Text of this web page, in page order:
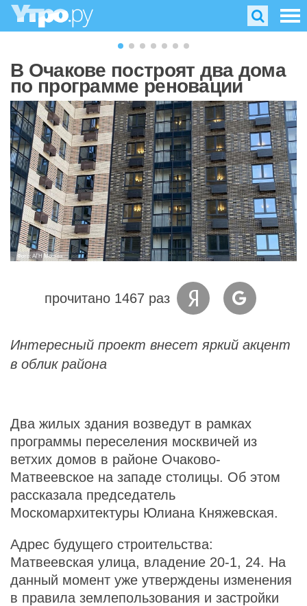
В Очакове построят два дома
по программе реновации
Фото: АГН Москва
прочитано 1467 раз
Интересный проект внесет яркий акцент
в облик района
Два жилых здания возведут в рамках
программы переселения москвичей из
ветхих домов в районе Очаково-
Матвеевское на западе столицы. Об этом
рассказала председатель
Москомархитектуры Юлиана Княжевская.
Адрес будущего строительства:
Матвеевская улица, владение 20-1, 24. На
данный момент уже утверждены изменения
в правила землепользования и застройки